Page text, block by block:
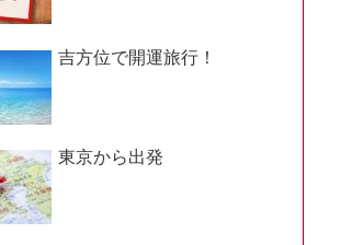
吉方位で開運旅行！
東京から出発